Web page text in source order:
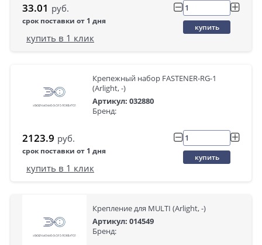
33.01 руб.
срок поставки от 1 дня
купить
купить в 1 клик
Крепежный набор FASTENER-RG-1
(Arlight, -)
Артикул: 032880
Бренд:
2123.9 руб.
срок поставки от 1 дня
купить
купить в 1 клик
Крепление для MULTI (Arlight, -)
Артикул: 014549
Бренд: